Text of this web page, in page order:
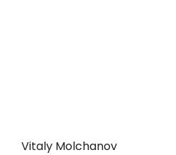
Vitaly Molchanov